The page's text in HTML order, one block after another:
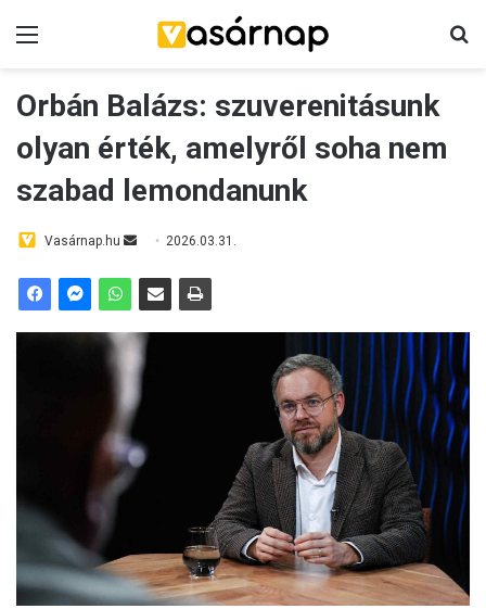
Orbán Balázs: szuverenitásunk
olyan érték, amelyről soha nem
szabad lemondanunk
Vasárnap.hu
n
e
a
i
2026.03.31.